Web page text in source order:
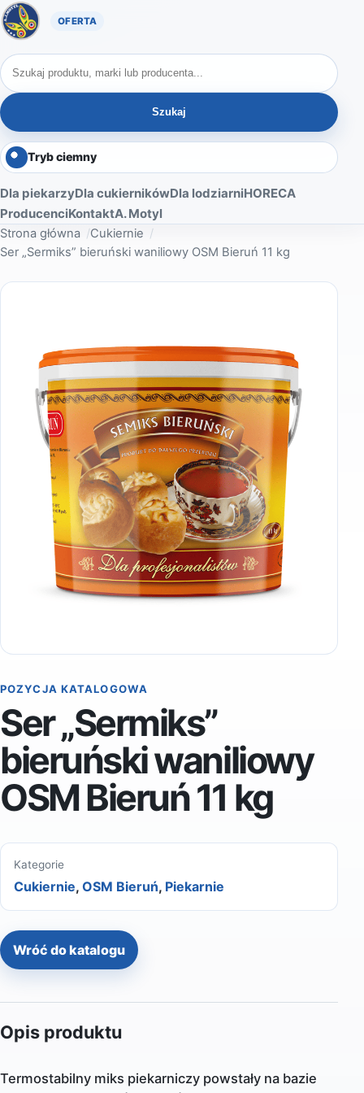
Oferta A. Motyl
Szukaj produktów
Szukaj
Tryb ciemny
Dla piekarzyDla cukiernikówDla lodziarniHORECA
ProducenciKontaktA. Motyl
Strona główna
Cukiernie
Ser „Sermiks” bieruński waniliowy OSM Bieruń 11 kg
POZYCJA KATALOGOWA
Ser „Sermiks”
bieruński waniliowy
OSM Bieruń 11 kg
Kategorie
Cukiernie, OSM Bieruń, Piekarnie
Wróć do katalogu
Opis produktu
Termostabilny miks piekarniczy powstały na bazie